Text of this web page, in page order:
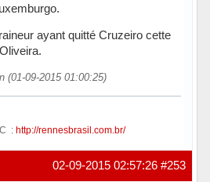
ayant quitté Cruzeiro cette
(01-09-2015 01:00:25)
: http://rennesbrasil.com.br/
#253
02-09-2015 02:57:26